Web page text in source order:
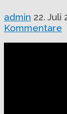
admin 22. Juli
Kommentare